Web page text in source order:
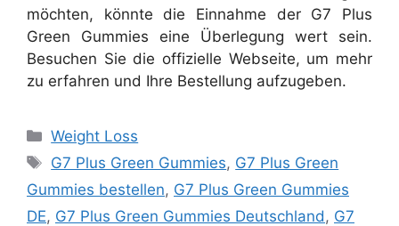
möchten, könnte die Einnahme der G7 Plus
Green Gummies eine Überlegung wert sein.
Besuchen Sie die offizielle Webseite, um mehr
zu erfahren und Ihre Bestellung aufzugeben.
Categories
Weight Loss
Tags
G7 Plus Green Gummies, G7 Plus Green
Gummies bestellen, G7 Plus Green Gummies
DE, G7 Plus Green Gummies Deutschland , G7